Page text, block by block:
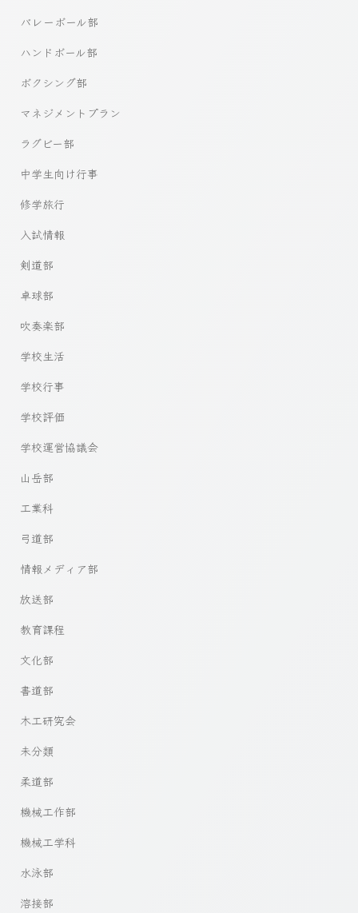
バレーボール部
ハンドボール部
ボクシング部
マネジメントプラン
ラグビー部
中学生向け行事
修学旅行
入試情報
剣道部
卓球部
吹奏楽部
学校生活
学校行事
学校評価
学校運営協議会
山岳部
工業科
弓道部
情報メディア部
放送部
教育課程
文化部
書道部
木工研究会
未分類
柔道部
機械工作部
機械工学科
水泳部
溶接部